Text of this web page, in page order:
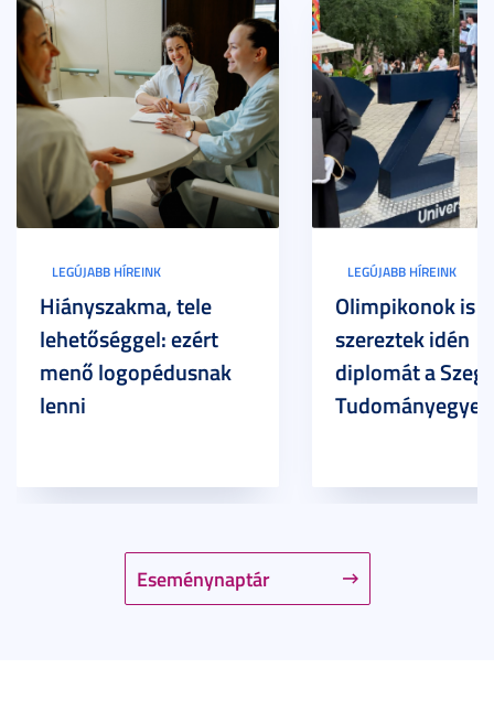
Eseménynaptár
LEGÚJABB HÍREINK
Hiányszakma, tele
lehetőséggel: ezért
menő logopédusnak
lenni
LEGÚJABB HÍREINK
Olimpikonok is
szereztek idén
diplomát a